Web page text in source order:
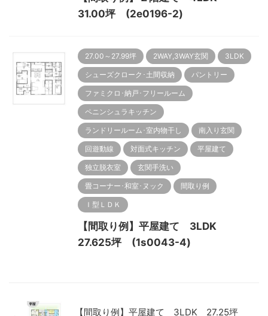
31.00坪 (2e0196-2)
27.00～27.99坪 2WAY,3WAY玄関 3LDK
シューズクローク･土間収納 パントリー
ファミクロ･納戸･フリールーム
ペニンシュラキッチン
ランドリールーム･室内物干し 南入り玄関
回遊動線 対面式キッチン 平屋建て
独立脱衣室 玄関手洗い
畳コーナー･和室･ヌック 間取り例
Ｉ型ＬＤＫ
【間取り例】平屋建て 3LDK
27.625坪 (1s0043-4)
【間取り例】平屋建て 3LDK 27.25坪